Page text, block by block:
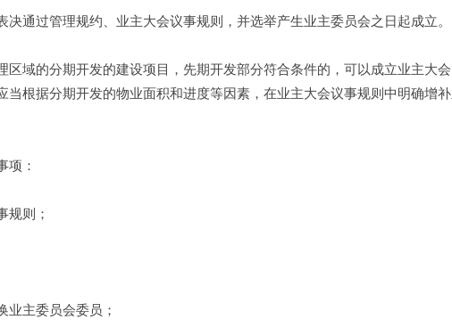
过管理规约、业主大会议事规则，并选举产生业主委员会之日起成立。
域的分期开发的建设项目，先期开发部分符合条件的，可以成立业主大
当根据分期开发的物业面积和进度等因素，在业主大会议事规则中明确增
：
则；
主委员会委员；